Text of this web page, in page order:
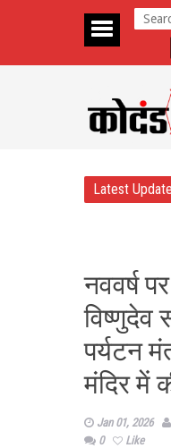
Latest Update
को नई दिशा, ढाई साल में लाखों
नववर्ष
विष्णुदेव
पर्यटन
मंदिर में
Jan 01, 2026
0
Like